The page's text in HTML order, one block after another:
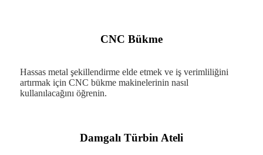
CNC Bükme
Hassas metal şekillendirme elde etmek ve iş verimliliğini
artırmak için CNC bükme makinelerinin nasıl
kullanılacağını öğrenin.
Damgalı Türbin Ateli